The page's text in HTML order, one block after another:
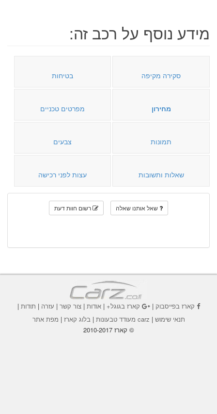
מידע נוסף על רכב זה:
סקירה מקיפה בטיחות
מחירון מפרטים טכניים
תמונות צבעים
שאלות ותשובות עצות לפני רכישה
שאל אותנו שאלה רשום חוות דעת
קארז בפייסבוק| קארז בגוגל+|אודות |צור קשר | עזרה | תודות |
תנאי שימוש | carz מעודד טבעונות | בלוג קארז | מפת אתר
© קארז 2010-2017